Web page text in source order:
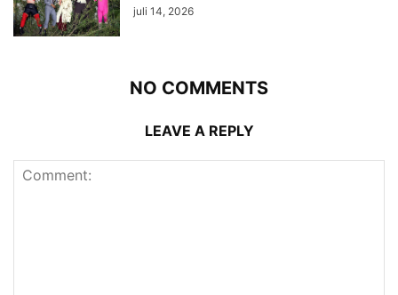
juli 14, 2026
NO COMMENTS
LEAVE A REPLY